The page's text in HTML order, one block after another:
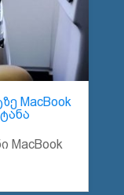
MacBook
MacBook